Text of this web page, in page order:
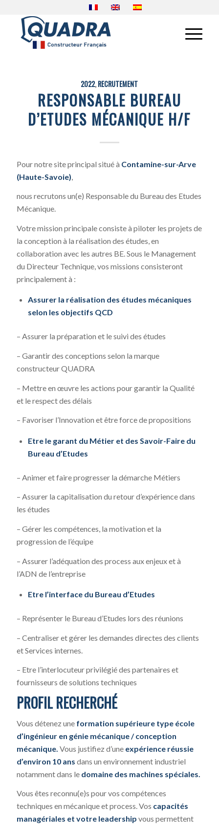
2022,RECRUTEMENT
RESPONSABLE BUREAU
D’ETUDES MÉCANIQUE H/F
Pour notre site principal situé à Contamine-sur-Arve
(Haute-Savoie)
nous recrutons un(e) Responsable du Bureau des Etudes
Mécanique.
Votre mission principale consiste à piloter les projets de
la conception à la réalisation des études, en
collaboration avec les autres BE. Sous le Management
du Directeur Technique, vos missions consisteront
principalement à :
Assurer la réalisation des études mécaniques
selon les objectifs QCD
– Assurer la préparation et le suivi des études
– Garantir des conceptions selon la marque
constructeur QUADRA
– Mettre en œuvre les actions pour garantir la Qualité
et le respect des délais
– Favoriser l’Innovation et être force de propositions
Etre le garant du Métier et des Savoir-Faire du
Bureau d’Etudes
– Animer et faire progresser la démarche Métiers
– Assurer la capitalisation du retour d’expérience dans
les études
– Gérer les compétences, la motivation et la
progression de l’équipe
– Assurer l’adéquation des process aux enjeux et à
l’ADN de l’entreprise
Etre l’interface du Bureau d’Etudes
– Représenter le Bureau d’Etudes lors des réunions
– Centraliser et gérer les demandes directes des clients
et Services internes.
– Etre l’interlocuteur privilégié des partenaires et
fournisseurs de solutions techniques
PROFIL RECHERCHÉ
Vous détenez une formation supérieure type école
d’ingénieur en génie mécanique / conception
mécanique. Vous justifiez d’une expérience réussie
d’environ 10 ans dans un environnement industriel
notamment dans le domaine des machines spéciales.
Vous êtes reconnu(e)s pour vos compétences
techniques en mécanique et process. Vos capacités
managériales et votre leadership vous permettent